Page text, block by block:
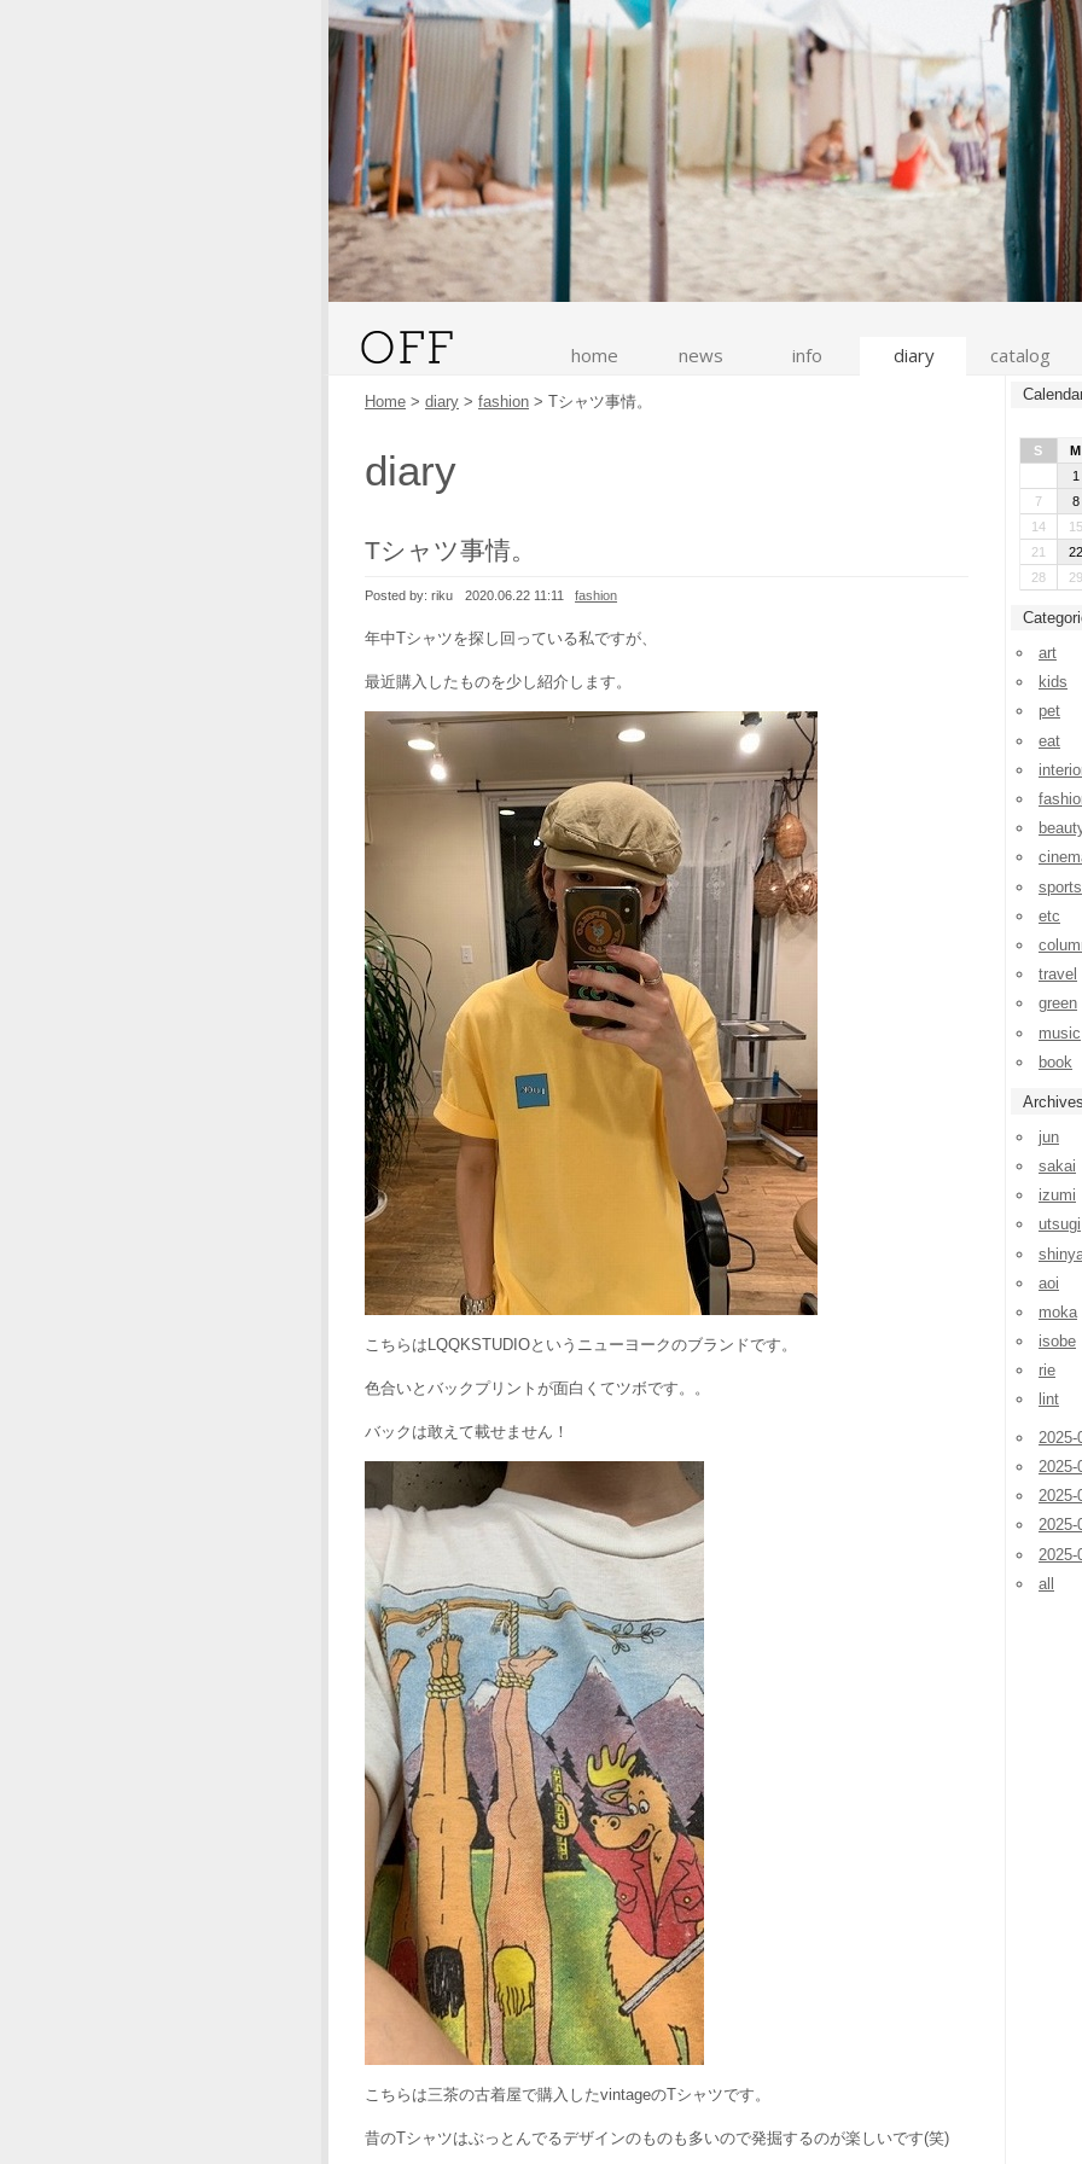
home news info diary catalog
Home > diary > fashion > Tシャツ事情。
diary
Tシャツ事情。
Posted by: riku 2020.06.22 11:11 fashion
年中Tシャツを探し回っている私ですが、
最近購入したものを少し紹介します。
こちらはLQQKSTUDIOというニューヨークのブランドです。
色合いとバックプリントが面白くてツボです。。
バックは敢えて載せません！
こちらは三茶の古着屋で購入したvintageのTシャツです。
昔のTシャツはぶっとんでるデザインのものも多いので発掘するのが楽しいです(笑)
S
M
1
7
8
14
15
21
22
28
29
art
kids
pet
eat
sports
etc
travel
green
music
book
Archives
jun
sakai
izumi
utsugi
aoi
moka
isobe
rie
lint
2025-
2025-
2025-
2025-
2025-
all